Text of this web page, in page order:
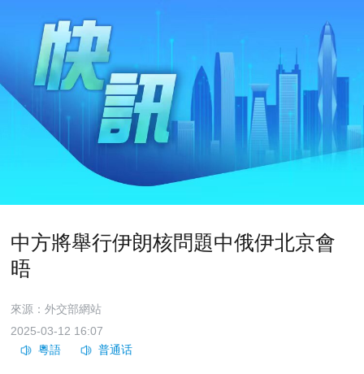
中方將舉行伊朗核問題中俄伊北京會
晤
來源：外交部網站
2025-03-12 16:07